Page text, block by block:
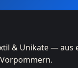
& Unikate — aus